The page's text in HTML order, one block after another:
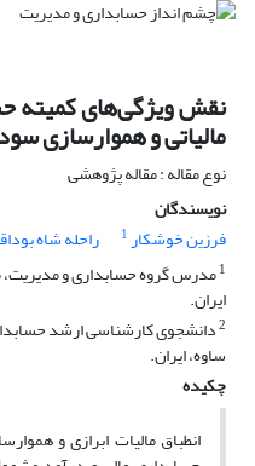
نقش ویژگی‌های کمیته
مالیاتی و هموارسازی
نوع مقاله : مقاله پژوهشی
نویسندگان
فرزین خوشکار1 راحله شاه
1مدرس گروه حسابداری و
ایران.
2دانشجوی کارشناسی ارشد
ساوه، ایران.
چکیده
انطباق مالیات ابرازی و